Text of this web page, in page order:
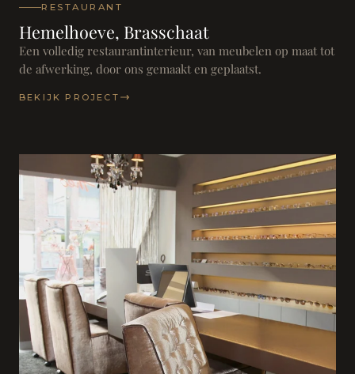
RESTAURANT
Hemelhoeve, Brasschaat
Een volledig restaurantinterieur, van meubelen op maat tot
de afwerking, door ons gemaakt en geplaatst.
BEKIJK PROJECT